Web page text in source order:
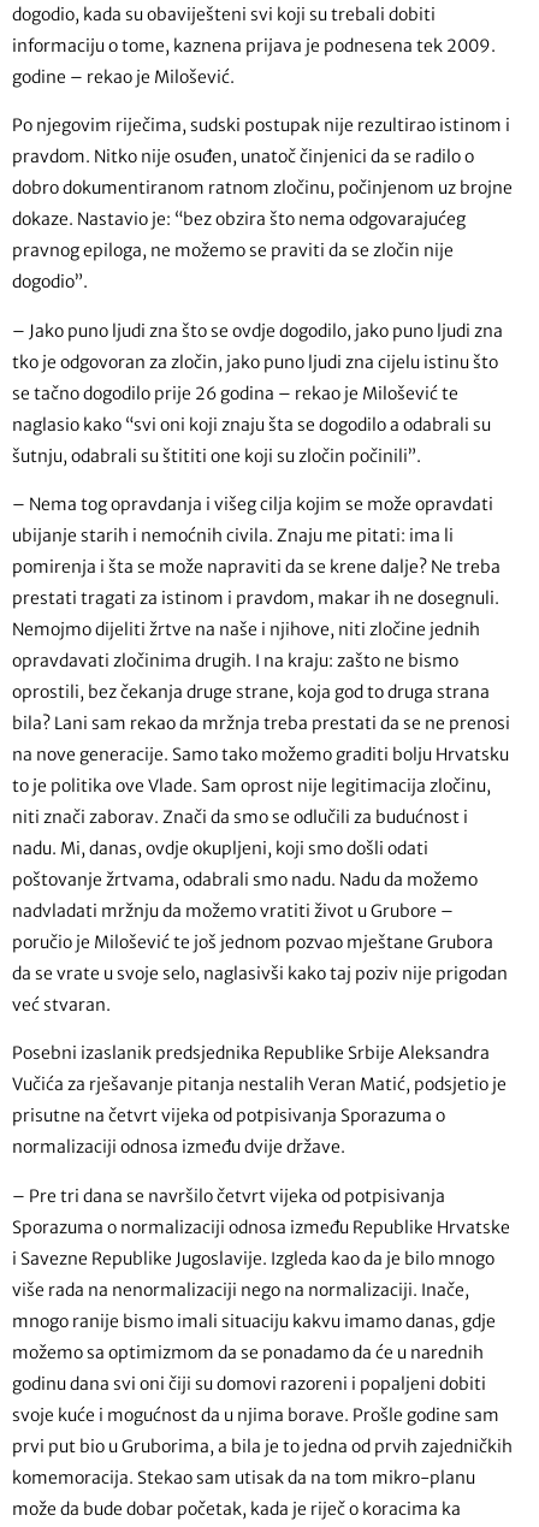
dogodio, kada su obaviješteni svi koji su trebali dobiti
informaciju o tome, kaznena prijava je podnesena tek 2009.
godine – rekao je Milošević.
Po njegovim riječima, sudski postupak nije rezultirao istinom i
pravdom. Nitko nije osuđen, unatoč činjenici da se radilo o
dobro dokumentiranom ratnom zločinu, počinjenom uz brojne
dokaze. Nastavio je: “bez obzira što nema odgovarajućeg
pravnog epiloga, ne možemo se praviti da se zločin nije
dogodio”.
– Jako puno ljudi zna što se ovdje dogodilo, jako puno ljudi zna
tko je odgovoran za zločin, jako puno ljudi zna cijelu istinu što
se tačno dogodilo prije 26 godina – rekao je Milošević te
naglasio kako “svi oni koji znaju šta se dogodilo a odabrali su
šutnju, odabrali su štititi one koji su zločin počinili”.
– Nema tog opravdanja i višeg cilja kojim se može opravdati
ubijanje starih i nemoćnih civila. Znaju me pitati: ima li
pomirenja i šta se može napraviti da se krene dalje? Ne treba
prestati tragati za istinom i pravdom, makar ih ne dosegnuli.
Nemojmo dijeliti žrtve na naše i njihove, niti zločine jednih
opravdavati zločinima drugih. I na kraju: zašto ne bismo
oprostili, bez čekanja druge strane, koja god to druga strana
bila? Lani sam rekao da mržnja treba prestati da se ne prenosi
na nove generacije. Samo tako možemo graditi bolju Hrvatsku
to je politika ove Vlade. Sam oprost nije legitimacija zločinu,
niti znači zaborav. Znači da smo se odlučili za budućnost i
nadu. Mi, danas, ovdje okupljeni, koji smo došli odati
poštovanje žrtvama, odabrali smo nadu. Nadu da možemo
nadvladati mržnju da možemo vratiti život u Grubore –
poručio je Milošević te još jednom pozvao mještane Grubora
da se vrate u svoje selo, naglasivši kako taj poziv nije prigodan
već stvaran.
Posebni izaslanik predsjednika Republike Srbije Aleksandra
Vučića za rješavanje pitanja nestalih Veran Matić, podsjetio je
prisutne na četvrt vijeka od potpisivanja Sporazuma o
normalizaciji odnosa između dvije države.
– Pre tri dana se navršilo četvrt vijeka od potpisivanja
Sporazuma o normalizaciji odnosa između Republike Hrvatske
i Savezne Republike Jugoslavije. Izgleda kao da je bilo mnogo
više rada na nenormalizaciji nego na normalizaciji. Inače,
mnogo ranije bismo imali situaciju kakvu imamo danas, gdje
možemo sa optimizmom da se ponadamo da će u narednih
godinu dana svi oni čiji su domovi razoreni i popaljeni dobiti
svoje kuće i mogućnost da u njima borave. Prošle godine sam
prvi put bio u Gruborima, a bila je to jedna od prvih zajedničkih
komemoracija. Stekao sam utisak da na tom mikro-planu
može da bude dobar početak, kada je riječ o koracima ka